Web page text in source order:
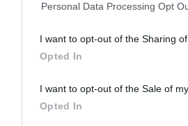
Personal Data Processing Opt
I want to opt-out of the Sharing
Opted In
I want to opt-out of the Sale of
Opted In
United Il Rayo